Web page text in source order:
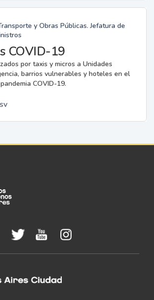
y Obras Públicas. Jefatura de
COVID-19
por taxis y micros a Unidades
barrios vulnerables y hoteles en el
COVID-19.